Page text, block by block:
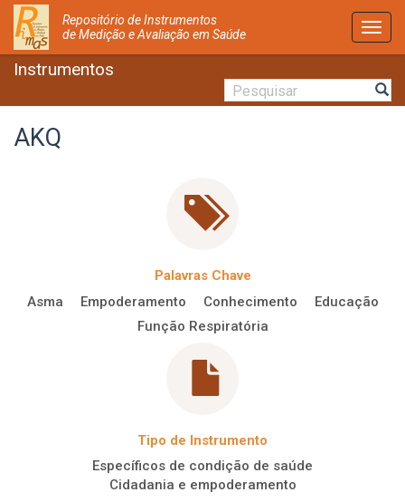
Repositório de Instrumentos
de Medição e Avaliação em Saúde
Instrumentos
AKQ
Palavras Chave
Asma
Empoderamento Conhecimento
Educação
Função Respiratória
Tipo de Instrumento
Específicos de condição de saúde
Cidadania e empoderamento